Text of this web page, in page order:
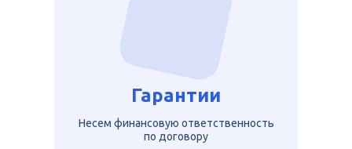
Гарантии
Несем финансовую ответственность
по договору